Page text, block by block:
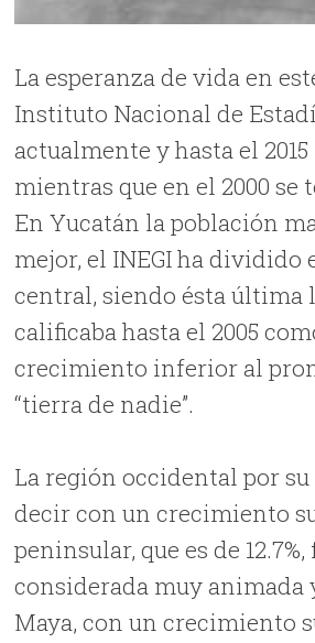
La esperanza de vida en
Instituto Nacional de
actualmente y hasta el
mientras que en el 2000 se
En Yucatán la población
mejor, el INEGI ha
central, siendo ésta última
calificaba hasta el 2005
crecimiento inferior al
“tierra de nadie”.
La región occidental por
decir con un crecimiento
peninsular, que es de
considerada muy animada
Maya, con un crecimiento